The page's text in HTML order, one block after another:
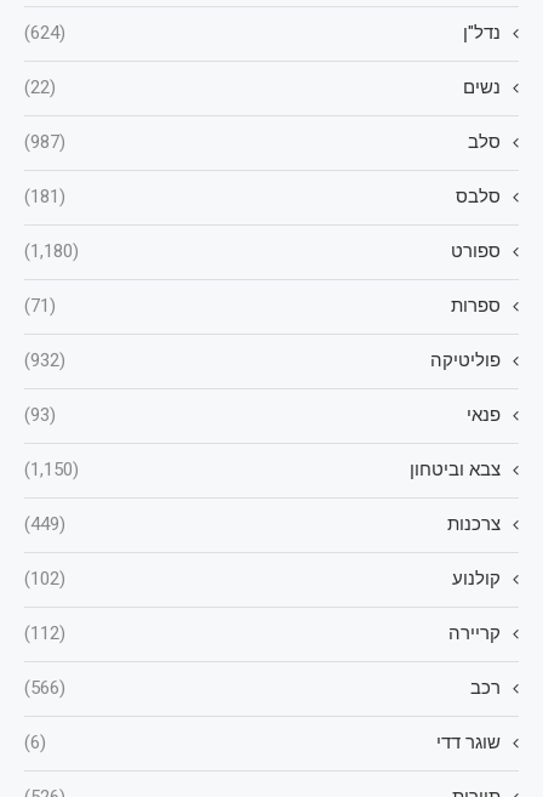
נדל"ן (624)
נשים (22)
סלב (987)
סלבס (181)
ספורט (1,180)
ספרות (71)
פוליטיקה (932)
פנאי (93)
צבא וביטחון (1,150)
צרכנות (449)
קולנוע (102)
קריירה (112)
רכב (566)
שוגר דדי (6)